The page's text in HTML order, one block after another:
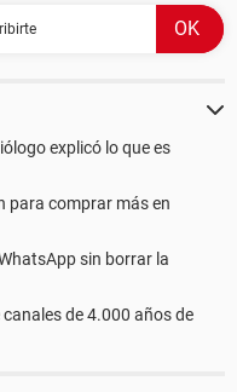
explicó lo que es
para comprar más en
sin borrar la
de 4.000 años de